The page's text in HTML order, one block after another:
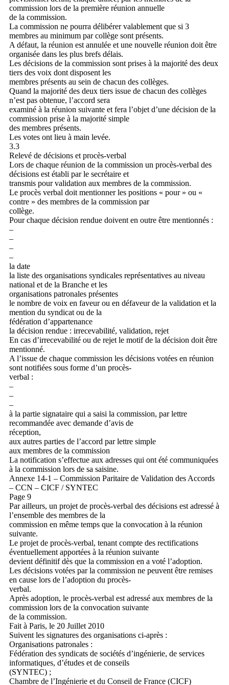
commission lors de la première réunion annuelle
de la commission.
La commission ne pourra délibérer valablement que si 3
membres au minimum par collège sont présents.
A défaut, la réunion est annulée et une nouvelle réunion doit être
organisée dans les plus brefs délais.
Les décisions de la commission sont prises à la majorité des deux
tiers des voix dont disposent les
membres présents au sein de chacun des collèges.
Quand la majorité des deux tiers issue de chacun des collèges
n’est pas obtenue, l’accord sera
examiné à la réunion suivante et fera l’objet d’une décision de la
commission prise à la majorité simple
des membres présents.
Les votes ont lieu à main levée.
3.3
Relevé de décisions et procès-verbal
Lors de chaque réunion de la commission un procès-verbal des
décisions est établi par le secrétaire et
transmis pour validation aux membres de la commission.
Le procès verbal doit mentionner les positions « pour » ou «
contre » des membres de la commission par
collège.
Pour chaque décision rendue doivent en outre être mentionnés :
–
–
–
–
la date
la liste des organisations syndicales représentatives au niveau
national et de la Branche et les
organisations patronales présentes
le nombre de voix en faveur ou en défaveur de la validation et la
mention du syndicat ou de la
fédération d’appartenance
la décision rendue : irrecevabilité, validation, rejet
En cas d’irrecevabilité ou de rejet le motif de la décision doit être
mentionné.
A l’issue de chaque commission les décisions votées en réunion
sont notifiées sous forme d’un procès-
verbal :
–
–
–
à la partie signataire qui a saisi la commission, par lettre
recommandée avec demande d’avis de
réception,
aux autres parties de l’accord par lettre simple
aux membres de la commission
La notification s’effectue aux adresses qui ont été communiquées
à la commission lors de sa saisine.
Annexe 14-1 – Commission Paritaire de Validation des Accords
– CCN – CICF / SYNTEC
Page 9
Par ailleurs, un projet de procès-verbal des décisions est adressé à
l’ensemble des membres de la
commission en même temps que la convocation à la réunion
suivante.
Le projet de procès-verbal, tenant compte des rectifications
éventuellement apportées à la réunion suivante
devient définitif dès que la commission en a voté l’adoption.
Les décisions votées par la commission ne peuvent être remises
en cause lors de l’adoption du procès-
verbal.
Après adoption, le procès-verbal est adressé aux membres de la
commission lors de la convocation suivante
de la commission.
Fait à Paris, le 20 Juillet 2010
Suivent les signatures des organisations ci-après :
Organisations patronales :
Fédération des syndicats de sociétés d’ingénierie, de services
informatiques, d’études et de conseils
(SYNTEC) ;
Chambre de l’Ingénierie et du Conseil de France (CICF)